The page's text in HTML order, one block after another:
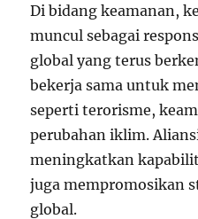
Di bidang keamanan,
muncul sebagai
global yang terus
bekerja sama untuk
seperti terorisme,
perubahan iklim.
meningkatkan
juga mempromosikan
global.